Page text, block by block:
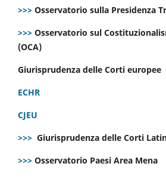
>>> Osservatorio sulla Presidenza
>>> Osservatorio sul
(OCA)
Giurisprudenza delle Corti europee
ECHR
CJEU
>>> Giurisprudenza delle Corti
>>> Osservatorio Paesi Area Mena